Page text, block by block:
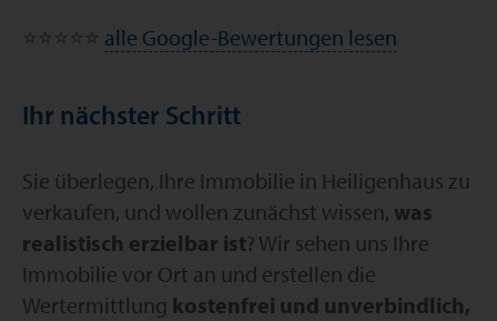
⭐⭐⭐⭐⭐ alle Google-Bewertungen lesen
Ihr nächster Schritt
Sie überlegen, Ihre Immobilie in Heiligenhaus zu
verkaufen, und wollen zunächst wissen, was
realistisch erzielbar ist? Wir sehen uns Ihre
Immobilie vor Ort an und erstellen die
Wertermittlung kostenfrei und unverbindlich,